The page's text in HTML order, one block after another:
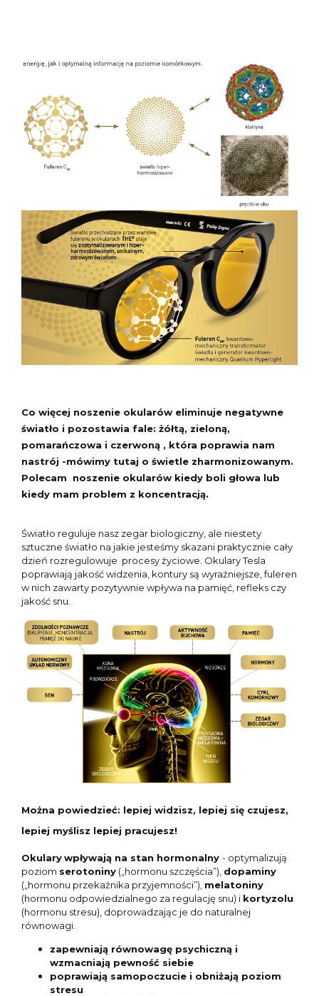
Co więcej noszenie okularów eliminuje negatywne
światło i pozostawia fale: żółtą, zieloną,
pomarańczowa i czerwoną , która poprawia nam
nastrój -mówimy tutaj o świetle zharmonizowanym.
Polecam
noszenie okularów kiedy boli głowa lub
kiedy mam problem z koncentracją.
Światło reguluje nasz zegar biologiczny, ale niestety
sztuczne światło na jakie jesteśmy skazani praktycznie cały
dzień rozregulowuje procesy życiowe. Okulary Tesla
poprawiają jakość widzenia, kontury są wyraźniejsze, fuleren
w nich zawarty pozytywnie wpływa na pamięć, refleks czy
jakość snu.
Można powiedzieć: lepiej widzisz, lepiej się czujesz,
lepiej myślisz lepiej pracujesz!
Okularywpływają na stan hormonalny - optymalizują
poziom serotoniny („hormonu szczęścia”), dopaminy
(„hormonu przekaźnika przyjemności”), melatoniny
(hormonu odpowiedzialnego za regulację snu) i kortyzolu
(hormonu stresu), doprowadzając je do naturalnej
równowagi.
zapewniają równowagę psychiczną i
wzmacniają pewność siebie
poprawiają samopoczucie i obniżają poziom
stresu